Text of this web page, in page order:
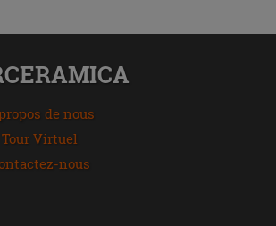
de nous
Tour Virtuel
nous